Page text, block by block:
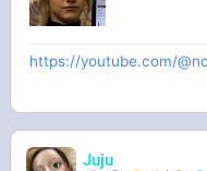
https://youtube.com/
Juju